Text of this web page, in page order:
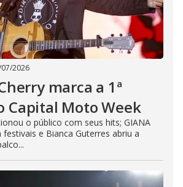
2026
marca a 1ª
Capital Moto Week
o público com seus hits; GIANA
e Bianca Guterres abriu a